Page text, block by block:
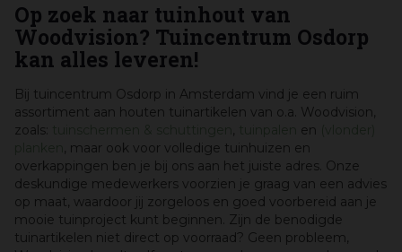
Op zoek naar tuinhout van
Woodvision? Tuincentrum Osdorp
kan alles leveren!
Bij tuincentrum Osdorp in Amsterdam vind je een ruim
assortiment aan houten tuinartikelen van o.a. Woodvision,
zoals:
en
, maar ook voor volledige tuinhuizen en
overkappingen ben je bij ons aan het juiste adres. Onze
deskundige medewerkers voorzien je graag van een advies
op maat, waardoor jij zorgeloos en goed voorbereid aan je
mooie tuinproject kunt beginnen. Zijn de benodigde
tuinartikelen niet direct op voorraad? Geen probleem,